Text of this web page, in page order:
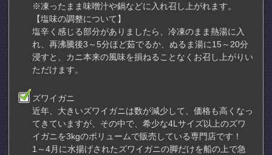
※凍ったまま味噌汁や鍋などに入れ召し上がれます。
【塩味の調整について】
塩辛く感じる部分がありましたら、冷凍のまま熱湯に入
れ、再沸騰後3～5分ほど茹でるか、ぬるま湯に15～20分
浸すと、カニ本来の風味を損ねることなくお召し上がりい
ただけます。
ズワイガニ
近年、大きいズワイガニは数が減少して、価格も高くなっ
てきていますが、その中で、希少な4Lサイズ以上のズワ
イガニを3kgのボリュームで販売している専門店です！
1～4月に水揚げされたズワイガニの脚だけを船の上で急